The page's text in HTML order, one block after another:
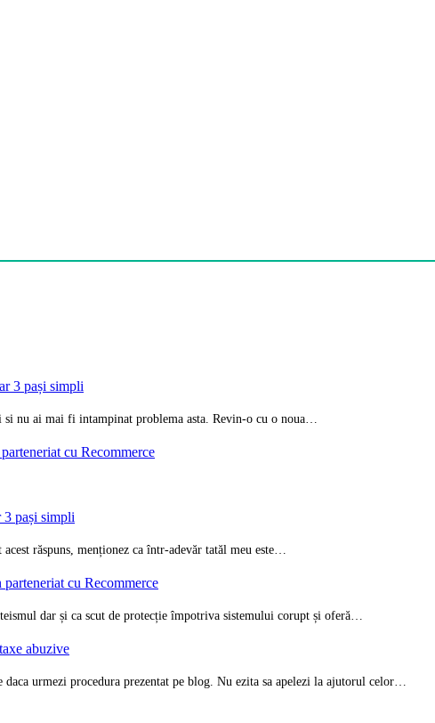
3 pași simpli
si nu ai mai fi intampinat problema asta. Revin-o cu o noua…
cu Recommerce
3 pași simpli
răspuns, menționez ca într-adevăr tatăl meu este…
cu Recommerce
dar și ca scut de protecție împotriva sistemului corupt și oferă…
abuzive
urmezi procedura prezentat pe blog. Nu ezita sa apelezi la ajutorul celor…